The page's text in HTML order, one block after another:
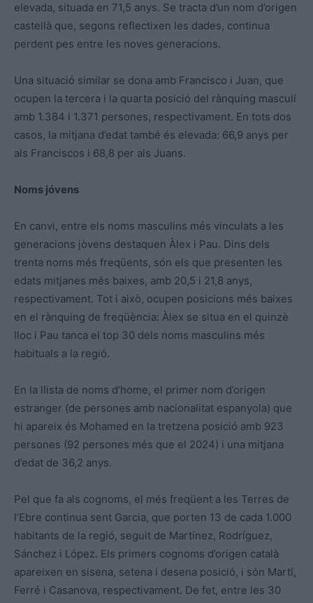
elevada, situada en 71,5 anys. Se tracta d’un nom d’origen
castellà que, segons reflectixen les dades, continua
perdent pes entre les noves generacions.
Una situació similar se dona amb Francisco i Juan, que
ocupen la tercera i la quarta posició del rànquing masculí
amb 1.384 i 1.371 persones, respectivament. En tots dos
casos, la mitjana d’edat també és elevada: 66,9 anys per
als Franciscos i 68,8 per als Juans.
Noms jóvens
En canvi, entre els noms masculins més vinculats a les
generacions jòvens destaquen Àlex i Pau. Dins dels
trenta noms més freqüents, són els que presenten les
edats mitjanes més baixes, amb 20,5 i 21,8 anys,
respectivament. Tot i això, ocupen posicions més baixes
en el rànquing de freqüència: Àlex se situa en el quinzè
lloc i Pau tanca el top 30 dels noms masculins més
habituals a la regió.
En la llista de noms d’home, el primer nom d’origen
estranger (de persones amb nacionalitat espanyola) que
hi apareix és Mohamed en la tretzena posició amb 923
persones (92 persones més que el 2024) i una mitjana
d’edat de 36,2 anys.
Pel que fa als cognoms, el més freqüent a les Terres de
l’Ebre continua sent Garcia, que porten 13 de cada 1.000
habitants de la regió, seguit de Martínez, Rodríguez,
Sánchez i López. Els primers cognoms d’origen català
apareixen en sisena, setena i desena posició, i són Martí,
Ferré i Casanova, respectivament. De fet, entre les 30